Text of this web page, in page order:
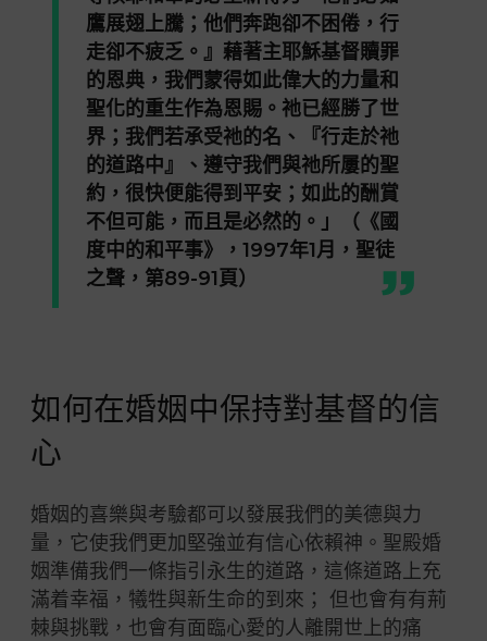
鷹展翅上騰；他們奔跑卻不困倦，行
走卻不疲乏。』藉著主耶穌基督贖罪
的恩典，我們蒙得如此偉大的力量和
聖化的重生作為恩賜。祂已經勝了世
界；我們若承受祂的名、『行走於祂
的道路中』、遵守我們與祂所屢的聖
約，很快便能得到平安；如此的酬賞
不但可能，而且是必然的。」（《國
度中的和平事》，1997年1月，聖徒
之聲，第89-91頁）
如何在婚姻中保持對基督的信
心
婚姻的喜樂與考驗都可以發展我們的美德與力
量，它使我們更加堅強並有信心依賴神。聖殿婚
姻準備我們一條指引永生的道路，這條道路上充
滿着幸福，犧牲與新生命的到來； 但也會有有荊
棘與挑戰，也會有面臨心愛的人離開世上的痛